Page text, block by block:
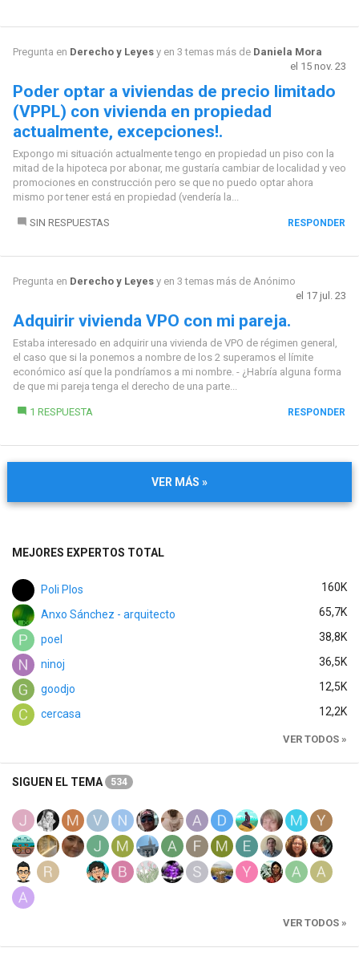
Pregunta en Derecho y Leyesy en 3 temas más de Daniela Mora
el 15 nov. 23
Poder optar a viviendas de precio limitado
(VPPL) con vivienda en propiedad
actualmente, excepciones!.
Expongo mi situación actualmente tengo en propiedad un piso con la
mitad de la hipoteca por abonar, me gustaría cambiar de localidad y veo
promociones en construcción pero se que no puedo optar ahora
mismo por tener está en propiedad (vendería la...
SIN RESPUESTAS RESPONDER
Pregunta en Derecho y Leyesy en 3 temas más de Anónimo
el 17 jul. 23
Adquirir vivienda VPO con mi pareja.
Estaba interesado en adquirir una vivienda de VPO de régimen general,
el caso que si la ponemos a nombre de los 2 superamos el límite
económico así que la pondríamos a mi nombre. - ¿Habría alguna forma
de que mi pareja tenga el derecho de una parte...
1 RESPUESTA RESPONDER
VER MÁS »
MEJORES EXPERTOS TOTAL
Poli Plos 160K
Anxo Sánchez - arquitecto 65,7K
poel 38,8K
ninoj 36,5K
goodjo 12,5K
cercasa 12,2K
VER TODOS »
SIGUEN EL TEMA 534
VER TODOS »